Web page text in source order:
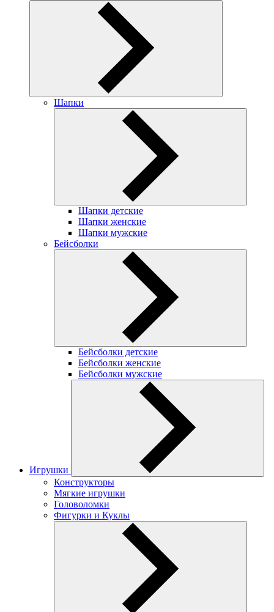
Шапки
Шапки детские
Шапки женские
Шапки мужские
Бейсболки
Бейсболки детские
Бейсболки женские
Бейсболки мужские
Игрушки
Конструкторы
Мягкие игрушки
Головоломки
Фигурки и Куклы